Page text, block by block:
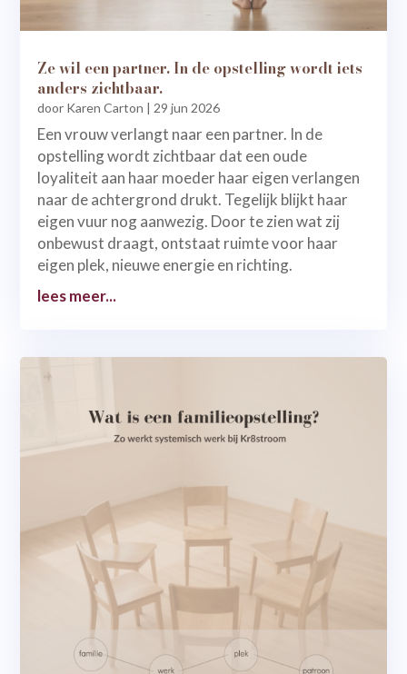
Ze wil een partner. In de opstelling wordt iets
anders zichtbaar.
door Karen Carton | 29 jun 2026
Een vrouw verlangt naar een partner. In de
opstelling wordt zichtbaar dat een oude
loyaliteit aan haar moeder haar eigen verlangen
naar de achtergrond drukt. Tegelijk blijkt haar
eigen vuur nog aanwezig. Door te zien wat zij
onbewust draagt, ontstaat ruimte voor haar
eigen plek, nieuwe energie en richting.
lees meer...